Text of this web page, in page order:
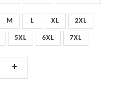
M L XL 2XL
5XL 6XL 7XL
+